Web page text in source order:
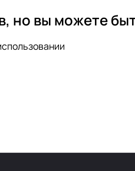
но вы можете